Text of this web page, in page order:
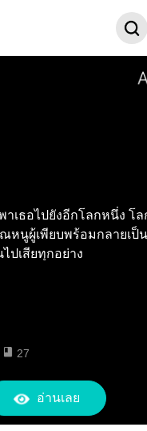
เธอไปยังอีกโลกหนึ่ง โ
หนูผู้เพียบพร้อมกลายเป็น
ปเสียทุกอย่าง
27
อ่านเลย